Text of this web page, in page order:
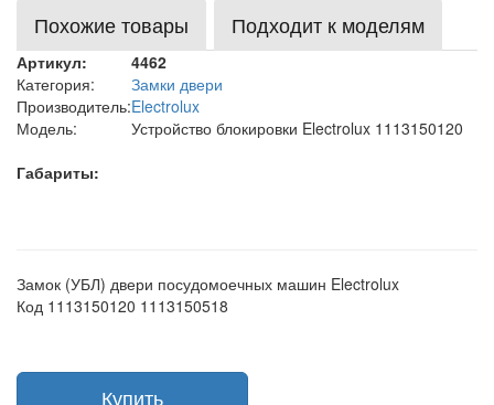
Похожие товары
Подходит к моделям
Артикул:
4462
Категория:
Замки двери
Производитель:Electrolux
Модель:
Устройство блокировки Electrolux 1113150120
Габариты:
Замок (УБЛ) двери посудомоечных машин Electrolux
Код 1113150120 1113150518